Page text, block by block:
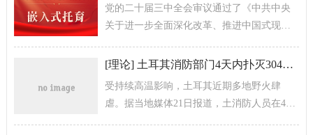
党的二十届三中全会审议通过了《中共中央
关于进一步全面深化改革、推进中国式现代
[理论] 土耳其消防部门4天内扑灭304场火灾
受持续高温影响，土耳其近期多地野火肆
虐。据当地媒体21日报道，土消防人员在4天